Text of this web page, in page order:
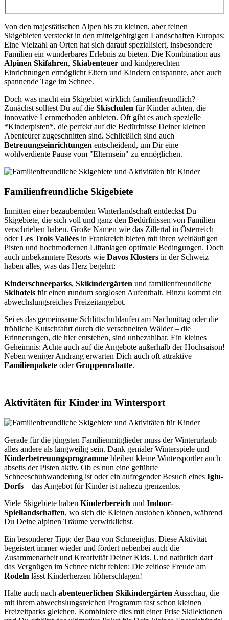
Von den majestätischen Alpen bis zu kleinen, aber feinen
Skigebieten versteckt in den mittelgebirgigen Landschaften Europas:
Eine Vielzahl an Orten hat sich darauf spezialisiert, insbesondere
Familien ein wunderbares Erlebnis zu bieten. Die Kombination aus
Alpinen Skifahren, Skiabenteuer und kindgerechten
Einrichtungen ermöglicht Eltern und Kindern entspannte, aber auch
spannende Tage im Schnee.
Doch was macht ein Skigebiet wirklich familienfreundlich?
Zunächst solltest Du auf die Skischulen für Kinder achten, die
innovative Lernmethoden anbieten. Oft gibt es auch spezielle
*Kinderpisten*, die perfekt auf die Bedürfnisse Deiner kleinen
Abenteurer zugeschnitten sind. Schließlich sind auch
Betreuungseinrichtungen entscheidend, um Dir eine
wohlverdiente Pause vom "Elternsein" zu ermöglichen.
Familienfreundliche Skigebiete
Inmitten einer bezaubernden Winterlandschaft entdeckst Du
Skigebiete, die sich voll und ganz den Bedürfnissen von Familien
verschrieben haben. Große Namen wie das Zillertal in Österreich
oderLes Trois Vallées in Frankreich bieten mit ihren weitläufigen
Pisten und hochmodernen Liftanlagen optimale Bedingungen. Doch
auch unbekanntere Resorts wie Davos Klosters in der Schweiz
haben alles, was das Herz begehrt:
Kinderschneeparks, Skikindergärten und familienfreundliche
Skihotels für einen rundum sorglosen Aufenthalt. Hinzu kommt ein
abwechslungsreiches Freizeitangebot.
Sei es das gemeinsame Schlittschuhlaufen am Nachmittag oder die
fröhliche Kutschfahrt durch die verschneiten Wälder – die
Erinnerungen, die hier entstehen, sind unbezahlbar. Ein kleines
Geheimnis: Achte auch auf die Angebote außerhalb der Hochsaison!
Neben weniger Andrang erwarten Dich auch oft attraktive
Familienpakete oderGruppenrabatte.
Aktivitäten für Kinder im Wintersport
Gerade für die jüngsten Familienmitglieder muss der Winterurlaub
alles andere als langweilig sein. Dank genialer Winterspiele und
Kinderbetreuungsprogramme bleiben kleine Wintersportler auch
abseits der Pisten aktiv. Ob es nun eine geführte
Schneeschuhwanderung ist oder ein aufregender Besuch eines Iglu-
Dorfs – das Angebot für Kinder ist nahezu grenzenlos.
Viele Skigebiete haben Kinderbereich und Indoor-
Spiellandschaften, wo sich die Kleinen austoben können, während
Du Deine alpinen Träume verwirklichst.
Ein besonderer Tipp: der Bau von Schneeiglus. Diese Aktivität
begeistert immer wieder und fördert nebenbei auch die
Zusammenarbeit und Kreativität Deiner Kids. Und natürlich darf
das Vergnügen im Schnee nicht fehlen: Die zeitlose Freude am
Rodeln lässt Kinderherzen höherschlagen!
Halte auch nach abenteuerlichen Skikindergärten Ausschau, die
mit ihrem abwechslungsreichen Programm fast schon kleinen
Freizeitparks gleichen. Kombiniere dies mit einer Prise Skilektionen